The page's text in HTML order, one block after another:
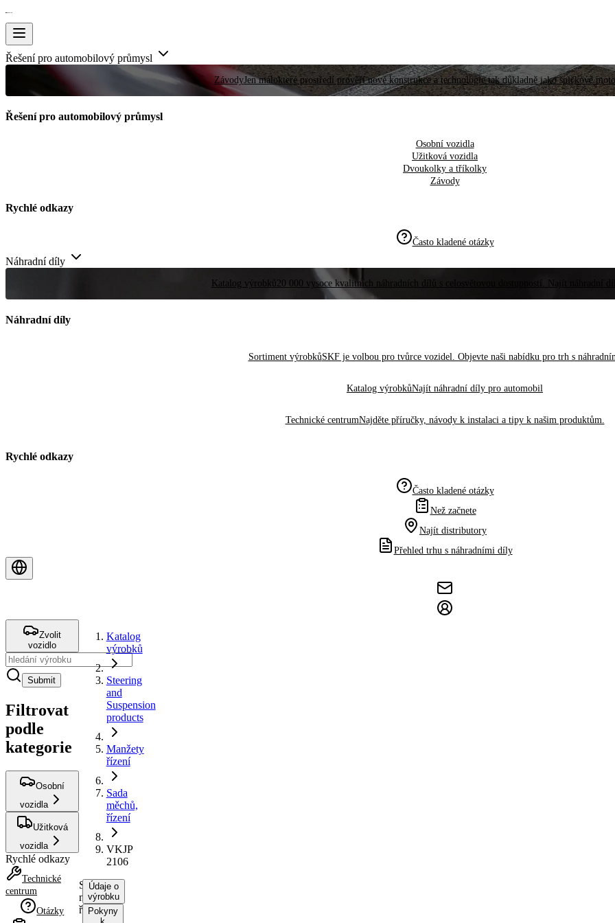
Řešení pro automobilový průmysl
ZávodyJen málokteré prostředí prověří nové konstrukce a technologie tak důkladně jako špičkové
Řešení pro automobilový průmysl
Osobní vozidla
Užitková vozidla
Dvoukolky a tříkolky
Závody
Rychlé odkazy
Často kladené otázky
Náhradní díly
Katalog výrobků20 000 vysoce kvalitních náhradních dílů s celosvětovou dostupností. Najít náhradní
Náhradní díly
Sortiment výrobkůSKF je volbou pro tvůrce vozidel. Objevte naši nabídku pro trh s
Katalog výrobkůNajít náhradní díly pro automobil
Technické centrumNajděte příručky, návody k instalaci a tipy k našim produktům.
Rychlé odkazy
Často kladené otázky
Než začnete
Najít distributory
Přehled trhu s náhradními díly
Zvolit
vozidlo
Submit
Filtrovat
podle
kategorie
Osobní
vozidla
Užitková
vozidla
Rychlé odkazy
Technické
centrum
Otázky
Katalog
výrobků
Steering
and
Suspension
products
Manžety
řízení
Sada
měchů,
řízení
VKJP
2106
Sada
měchů,
řízení
Údaje o
výrobku
Pokyny